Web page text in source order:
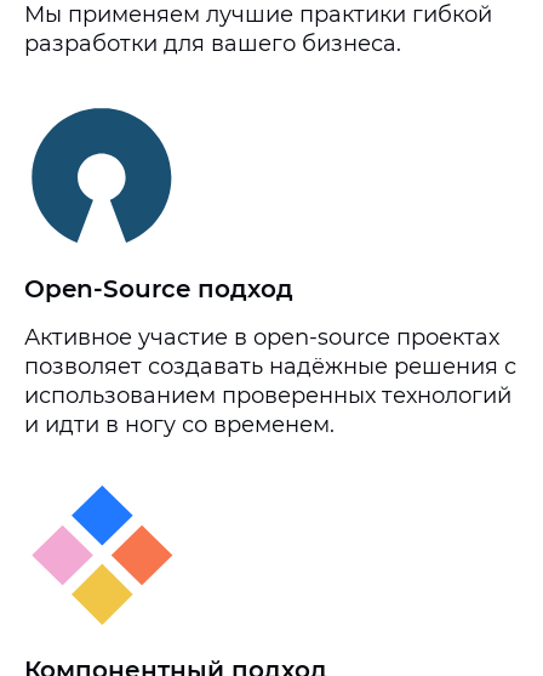
Мы применяем лучшие практики гибкой
разработки для вашего бизнеса.
Open-Source подход
Активное участие в open-source проектах
позволяет создавать надёжные решения с
использованием проверенных технологий
и идти в ногу со временем.
Компонентный подход